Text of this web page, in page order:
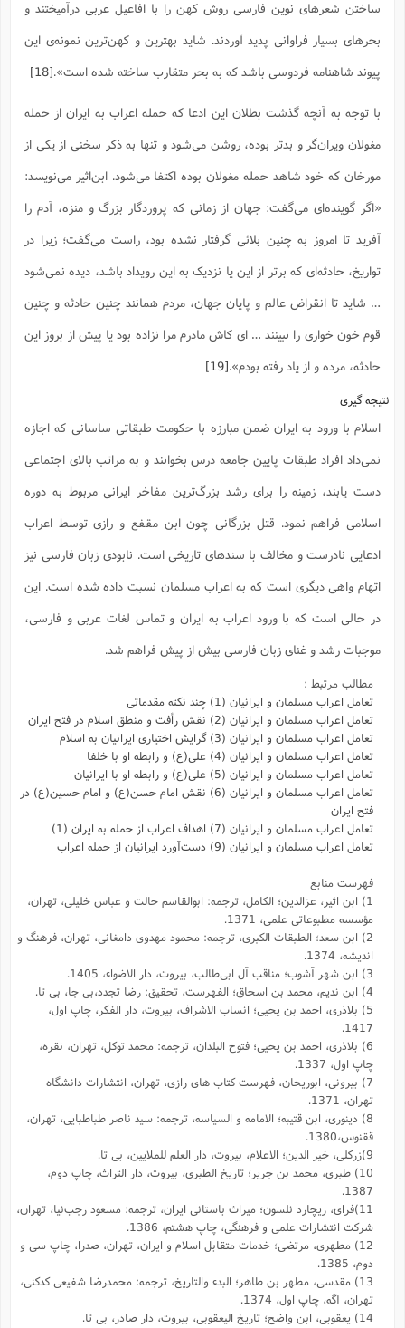
ساختن شعرهاى نوین فارسى روش کهن را با افاعیل عربى‌ درآمیختند و
بحرهاى بسیار فراوانى پدید آوردند. شاید بهترین و کهن‌ترین نمونه‌ی این
پیوند شاهنامه فردوسى باشد که به بحر متقارب ساخته شده است».[18]
با توجه به آنچه گذشت بطلان این ادعا که حمله اعراب به ایران از حمله
مغولان ویران‌گر و بدتر بوده، روشن می‌شود و تنها به ذکر سخنی از یکی از
مورخان که خود شاهد حمله مغولان بوده اکتفا می‌شود. ابن‌اثیر می‌نویسد:
«اگر گوینده‌اى مى‌گفت: جهان از زمانى که پروردگار بزرگ و منزه، آدم را
آفرید تا امروز به چنین بلائى گرفتار نشده بود، راست مى‌گفت؛ زیرا در
تواریخ، حادثه‌اى که برتر از این یا نزدیک به این رویداد باشد، دیده نمى‌شود
… شاید تا انقراض عالم و پایان جهان، مردم همانند چنین حادثه و چنین
قوم خون خوارى را نبینند … اى کاش مادرم مرا نزاده بود یا پیش از بروز این
حادثه، مرده و از یاد رفته بودم».[19]
نتیجه گیری
اسلام با ورود به ایران ضمن مبارزه با حکومت طبقاتی ساسانی که اجازه
نمی‌داد افراد طبقات پایین جامعه درس بخوانند و به مراتب بالای اجتماعی
دست یابند، زمینه را برای رشد بزرگ‌ترین مفاخر ایرانی مربوط به دوره
اسلامی فراهم نمود. قتل بزرگانی چون ابن مقفع و رازی توسط اعراب
ادعایی نادرست و مخالف با سندهای تاریخی است. نابودی زبان فارسی نیز
اتهام واهی دیگری است که به اعراب مسلمان نسبت داده شده است. این
در حالی است که با ورود اعراب به ایران و تماس لغات عربی و فارسی،
موجبات رشد و غنای زبان فارسی بیش از پیش فراهم شد.
مطالب مرتبط :
تعامل اعراب مسلمان و ایرانیان (1) چند نکته مقدماتی
تعامل اعراب مسلمان و ایرانیان (2) نقش رأفت و منطق اسلام در فتح ایران
تعامل اعراب مسلمان و ایرانیان (3) گرایش اختیاری ایرانیان به اسلام
تعامل اعراب مسلمان و ایرانیان (4) علی(ع) و رابطه او با خلفا
تعامل اعراب مسلمان و ایرانیان (5) علی(ع) و رابطه‌ او با ایرانیان
تعامل اعراب مسلمان و ایرانیان (6) نقش امام حسن(ع) و امام حسین(ع) در
فتح ایران
تعامل اعراب مسلمان و ایرانیان (7) اهداف اعراب از حمله به ایران (1)
تعامل اعراب مسلمان و ایرانیان (9) دست‌آورد ایرانیان از حمله اعراب
فهرست منابع
1) ابن اثیر، عزالدین؛ الکامل، ترجمه: ابوالقاسم حالت و عباس خلیلى، تهران،
مؤسسه مطبوعاتى علمى، 1371.
2) ابن سعد؛ الطبقات الکبری، ترجمه: محمود مهدوی دامغانی، تهران، فرهنگ و
اندیشه، 1374.
3) ابن شهر آشوب؛ مناقب آل ابی‌طالب، بیروت، دار الاضواء، 1405.
4) ابن ندیم، محمد بن اسحاق؛ الفهرست، تحقیق: رضا تجدد،بی جا، بی تا.
5) بلاذری، احمد بن یحیی؛ انساب الاشراف، بیروت، دار الفکر، چاپ اول،
1417.
6) بلاذری، احمد بن یحیی؛ فتوح البلدان، ترجمه: محمد توکل، تهران، نقره،
چاپ اول، 1337.
7) بیرونی، ابوریحان، فهرست کتاب های رازی، تهران، انتشارات دانشگاه
تهران، 1371.
8) دینوری، ابن قتیبه؛ الامامه و السیاسه، ترجمه: سید ناصر طباطبایی، تهران،
ققنوس،1380.
9)زرکلی، خیر الدین؛ الاعلام، بیروت، دار العلم للملایین، بی تا.
10) طبری، محمد بن جریر؛ تاریخ الطبری، بیروت، دار التراث، چاپ دوم،
1387.
11)فرای، ریچارد نلسون؛ میراث باستانی ایران، ترجمه: مسعود رجب‌نیا، تهران،
شرکت انتشارات علمی و فرهنگی، چاپ هشتم، 1386.
12) مطهری، مرتضی؛ خدمات متقابل اسلام و ایران، تهران، صدرا، چاپ سی و
دوم، 1385.
13) مقدسی، مطهر بن طاهر؛ البدء والتاریخ، ترجمه: محمدرضا شفیعى کدکنى،
تهران، آگه، چاپ اول، 1374.
14) یعقوبى، ابن واضح؛ تاریخ الیعقوبى، بیروت، دار صادر، بی تا.